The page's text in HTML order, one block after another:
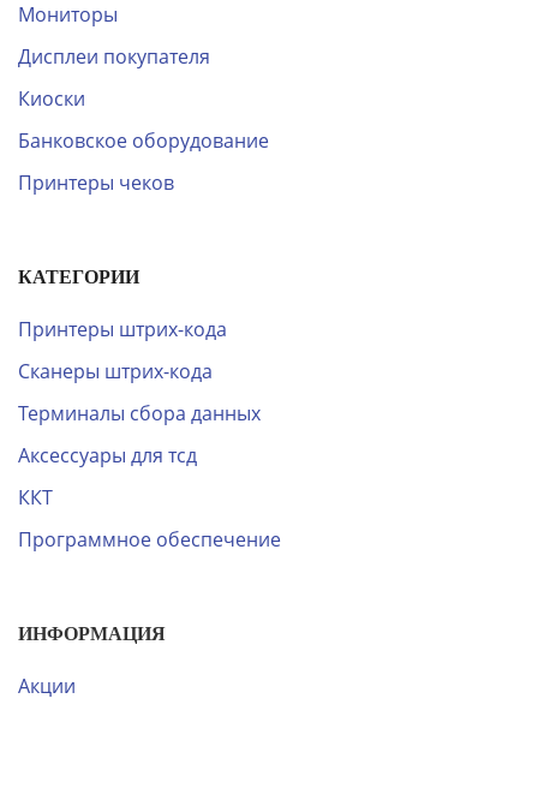
Мониторы
Дисплеи покупателя
Киоски
Банковское оборудование
Принтеры чеков
КАТЕГОРИИ
Принтеры штрих-кода
Сканеры штрих-кода
Терминалы сбора данных
Аксессуары для тсд
ККТ
Программное обеспечение
ИНФОРМАЦИЯ
Акции